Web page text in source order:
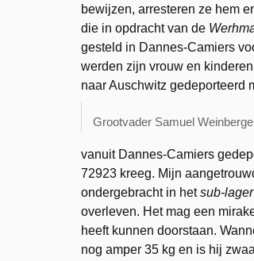
bewijzen, arresteren ze hem
die in opdracht van de
gesteld in Dannes-Camiers
werden zijn vrouw en
naar Auschwitz gedeporteerd
Grootvader Samuel
vanuit Dannes-Camiers
72923 kreeg. Mijn
ondergebracht in hetsub-lager
overleven. Het mag een
heeft kunnen doorstaan.
nog amper 35 kg en is hij